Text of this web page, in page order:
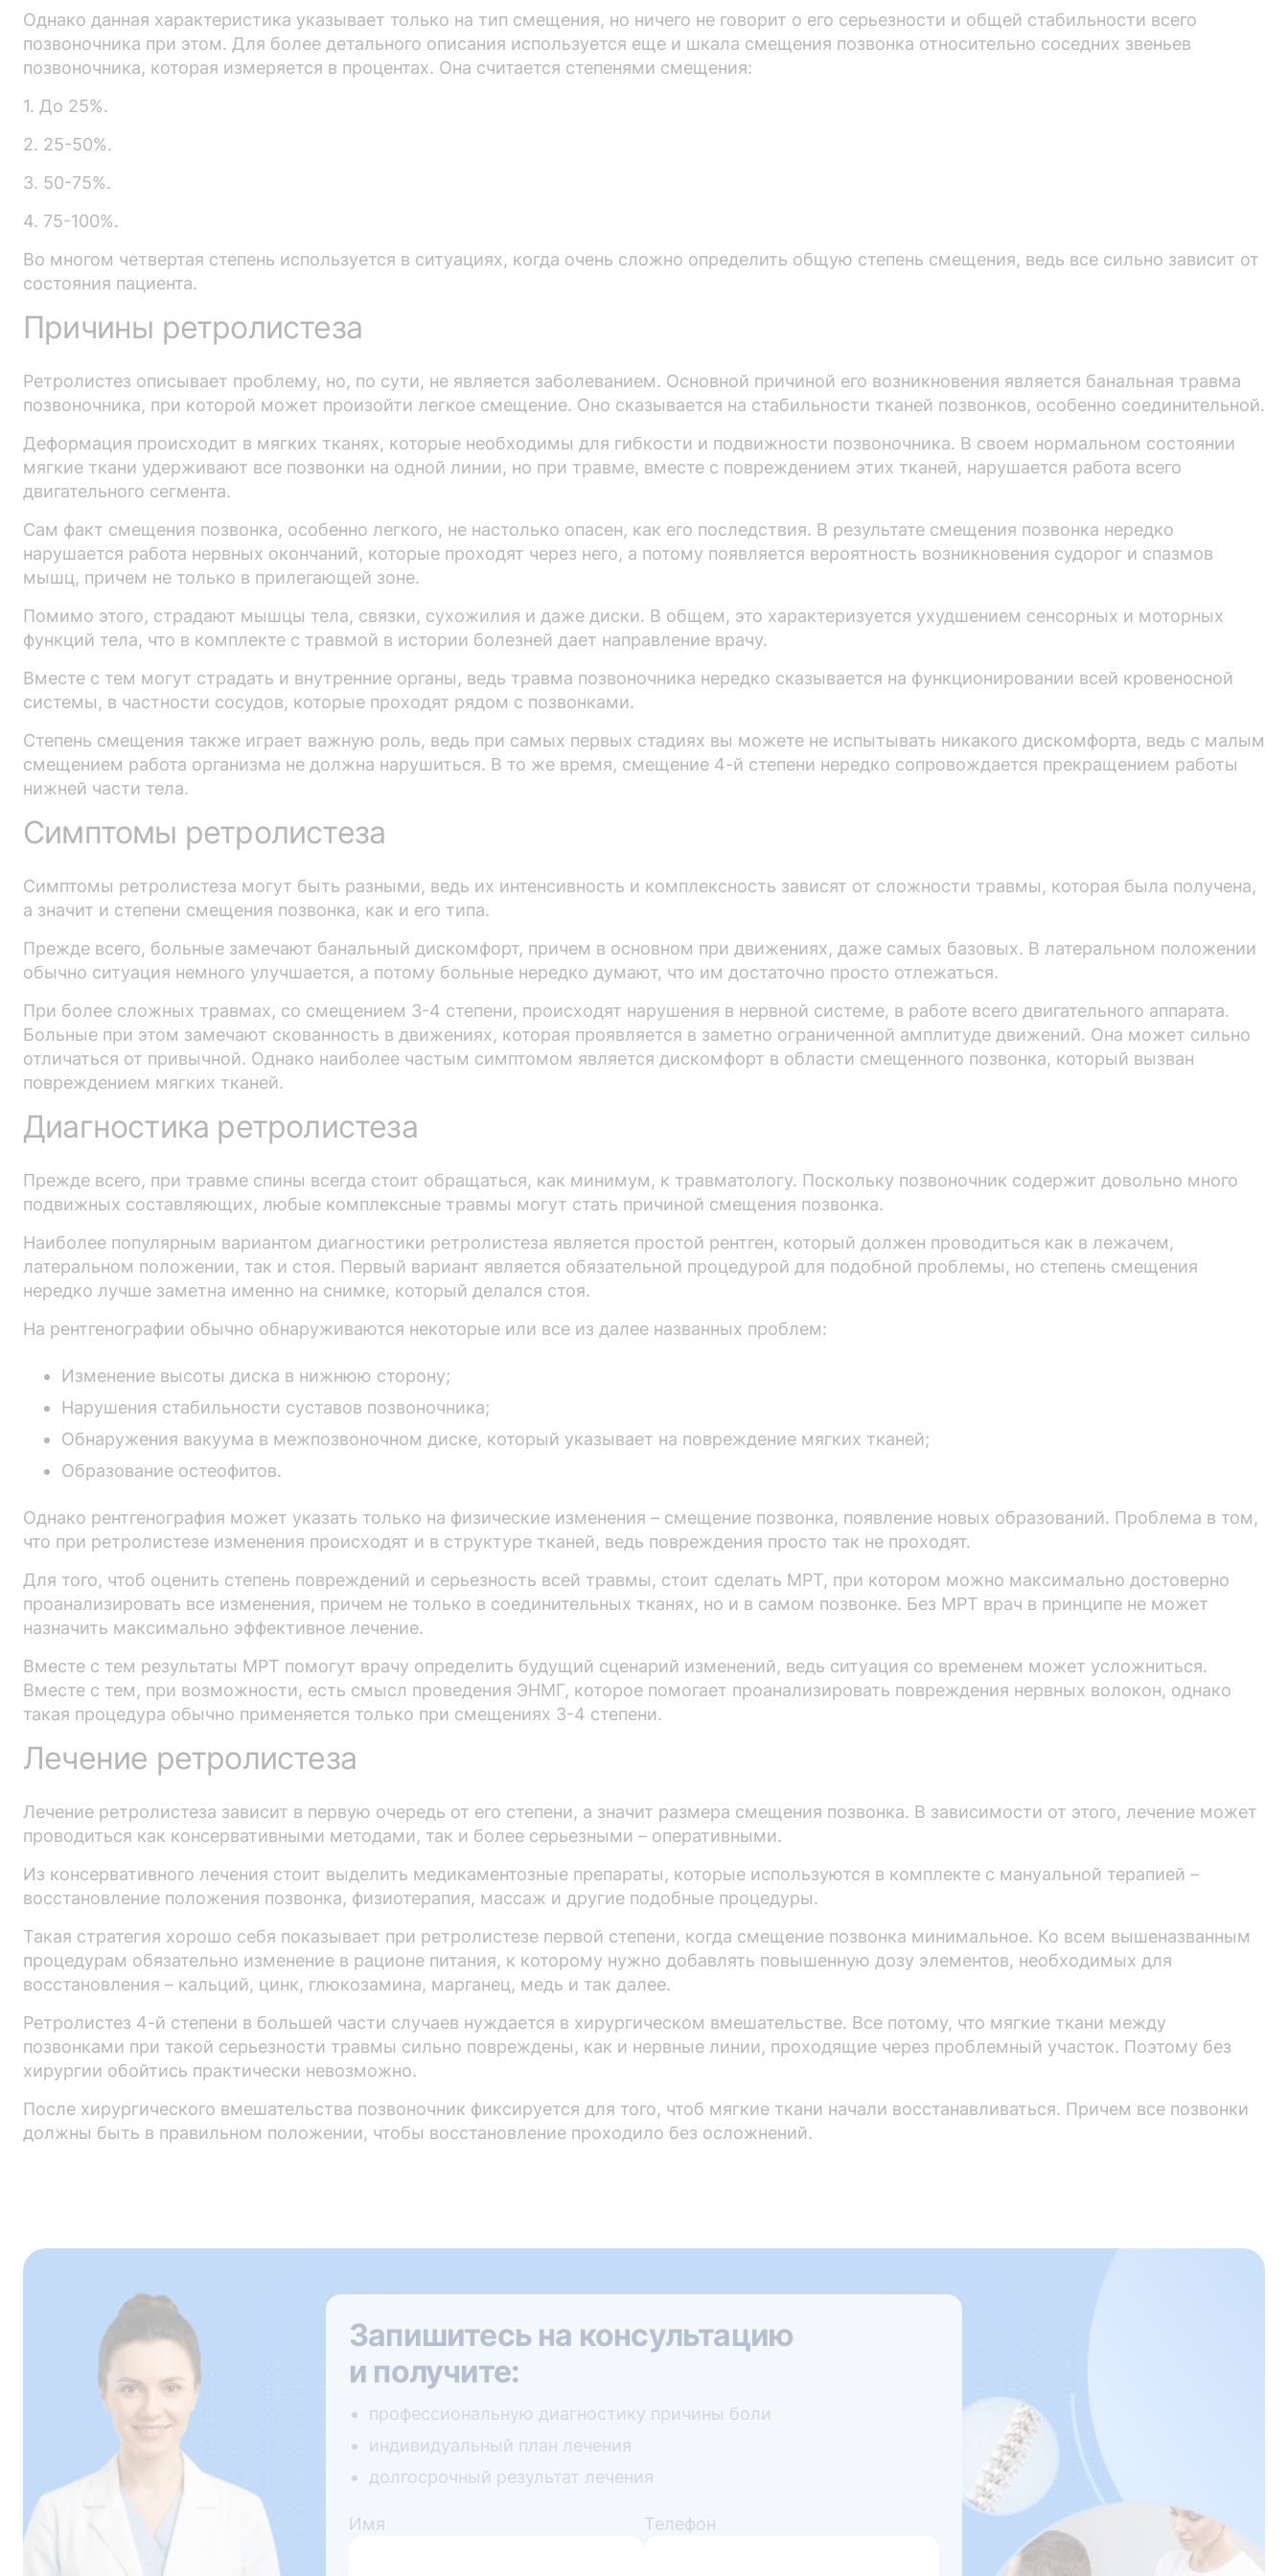
Однако данная характеристика указывает только на тип смещения, но ничего не говорит о его серьезности и общей стабильности всего
позвоночника при этом. Для более детального описания используется еще и шкала смещения позвонка относительно соседних звеньев
позвоночника, которая измеряется в процентах. Она считается степенями смещения:
1. До 25%.
2. 25-50%.
3. 50-75%.
4. 75-100%.
Во многом четвертая степень используется в ситуациях, когда очень сложно определить общую степень смещения, ведь все сильно зависит от
состояния пациента.
Причины ретролистеза
Ретролистез описывает проблему, но, по сути, не является заболеванием. Основной причиной его возникновения является банальная травма
позвоночника, при которой может произойти легкое смещение. Оно сказывается на стабильности тканей позвонков, особенно соединительной.
Деформация происходит в мягких тканях, которые необходимы для гибкости и подвижности позвоночника. В своем нормальном состоянии
мягкие ткани удерживают все позвонки на одной линии, но при травме, вместе с повреждением этих тканей, нарушается работа всего
двигательного сегмента.
Сам факт смещения позвонка, особенно легкого, не настолько опасен, как его последствия. В результате смещения позвонка нередко
нарушается работа нервных окончаний, которые проходят через него, а потому появляется вероятность возникновения судорог и спазмов
мышц, причем не только в прилегающей зоне.
Помимо этого, страдают мышцы тела, связки, сухожилия и даже диски. В общем, это характеризуется ухудшением сенсорных и моторных
функций тела, что в комплекте с травмой в истории болезней дает направление врачу.
Вместе с тем могут страдать и внутренние органы, ведь травма позвоночника нередко сказывается на функционировании всей кровеносной
системы, в частности сосудов, которые проходят рядом с позвонками.
Степень смещения также играет важную роль, ведь при самых первых стадиях вы можете не испытывать никакого дискомфорта, ведь с малым
смещением работа организма не должна нарушиться. В то же время, смещение 4-й степени нередко сопровождается прекращением работы
нижней части тела.
Симптомы ретролистеза
Симптомы ретролистеза могут быть разными, ведь их интенсивность и комплексность зависят от сложности травмы, которая была получена,
а значит и степени смещения позвонка, как и его типа.
Прежде всего, больные замечают банальный дискомфорт, причем в основном при движениях, даже самых базовых. В латеральном положении
обычно ситуация немного улучшается, а потому больные нередко думают, что им достаточно просто отлежаться.
При более сложных травмах, со смещением 3-4 степени, происходят нарушения в нервной системе, в работе всего двигательного аппарата.
Больные при этом замечают скованность в движениях, которая проявляется в заметно ограниченной амплитуде движений. Она может сильно
отличаться от привычной. Однако наиболее частым симптомом является дискомфорт в области смещенного позвонка, который вызван
повреждением мягких тканей.
Диагностика ретролистеза
Прежде всего, при травме спины всегда стоит обращаться, как минимум, к травматологу. Поскольку позвоночник содержит довольно много
подвижных составляющих, любые комплексные травмы могут стать причиной смещения позвонка.
Наиболее популярным вариантом диагностики ретролистеза является простой рентген, который должен проводиться как в лежачем,
латеральном положении, так и стоя. Первый вариант является обязательной процедурой для подобной проблемы, но степень смещения
нередко лучше заметна именно на снимке, который делался стоя.
На рентгенографии обычно обнаруживаются некоторые или все из далее названных проблем:
Изменение высоты диска в нижнюю сторону;
Нарушения стабильности суставов позвоночника;
Обнаружения вакуума в межпозвоночном диске, который указывает на повреждение мягких тканей;
Образование остеофитов.
Однако рентгенография может указать только на физические изменения – смещение позвонка, появление новых образований. Проблема в том,
что при ретролистезе изменения происходят и в структуре тканей, ведь повреждения просто так не проходят.
Для того, чтоб оценить степень повреждений и серьезность всей травмы, стоит сделать МРТ, при котором можно максимально достоверно
проанализировать все изменения, причем не только в соединительных тканях, но и в самом позвонке. Без МРТ врач в принципе не может
назначить максимально эффективное лечение.
Вместе с тем результаты МРТ помогут врачу определить будущий сценарий изменений, ведь ситуация со временем может усложниться.
Вместе с тем, при возможности, есть смысл проведения ЭНМГ, которое помогает проанализировать повреждения нервных волокон, однако
такая процедура обычно применяется только при смещениях 3-4 степени.
Лечение ретролистеза
Лечение ретролистеза зависит в первую очередь от его степени, а значит размера смещения позвонка. В зависимости от этого, лечение может
проводиться как консервативными методами, так и более серьезными – оперативными.
Из консервативного лечения стоит выделить медикаментозные препараты, которые используются в комплекте с мануальной терапией –
восстановление положения позвонка, физиотерапия, массаж и другие подобные процедуры.
Такая стратегия хорошо себя показывает при ретролистезе первой степени, когда смещение позвонка минимальное. Ко всем вышеназванным
процедурам обязательно изменение в рационе питания, к которому нужно добавлять повышенную дозу элементов, необходимых для
восстановления – кальций, цинк, глюкозамина, марганец, медь и так далее.
Ретролистез 4-й степени в большей части случаев нуждается в хирургическом вмешательстве. Все потому, что мягкие ткани между
позвонками при такой серьезности травмы сильно повреждены, как и нервные линии, проходящие через проблемный участок. Поэтому без
хирургии обойтись практически невозможно.
После хирургического вмешательства позвоночник фиксируется для того, чтоб мягкие ткани начали восстанавливаться. Причем все позвонки
должны быть в правильном положении, чтобы восстановление проходило без осложнений.
Запишитесь на консультацию
и получите:
профессиональную диагностику причины боли
индивидуальный план лечения
долгосрочный результат лечения
Имя Телефон